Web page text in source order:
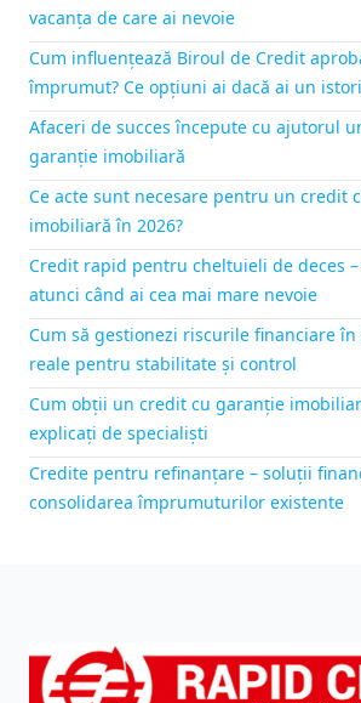
vacanța de care ai nevoie
Cum influențează Biroul de Credit
împrumut? Ce opțiuni ai dacă ai un
Afaceri de succes începute cu ajutorul
garanție imobiliară
Ce acte sunt necesare pentru un credit
imobiliară în 2026?
Credit rapid pentru cheltuieli de deces
atunci când ai cea mai mare nevoie
Cum să gestionezi riscurile financiare
reale pentru stabilitate și control
Cum obții un credit cu garanție
explicați de specialiști
Credite pentru refinanțare – soluții
consolidarea împrumuturilor existente